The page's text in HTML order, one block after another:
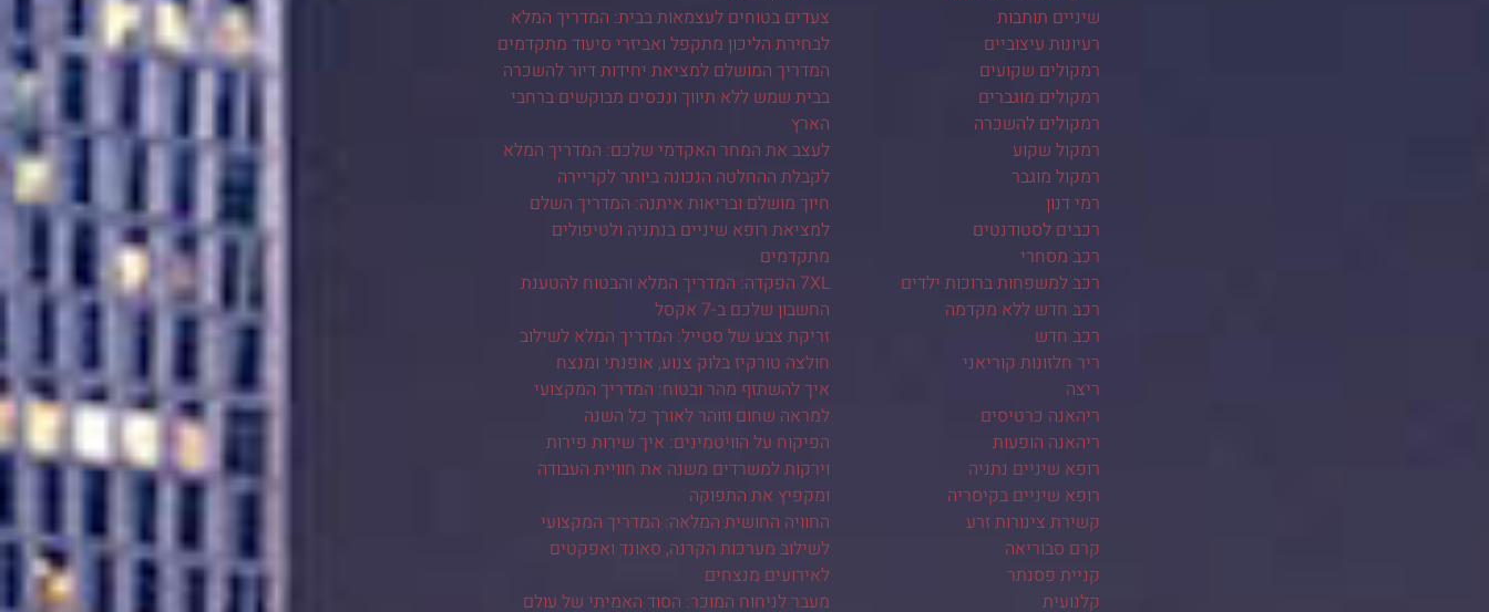
שיניים תותבות
רעיונות עיצוביים
רמקולים שקועים
רמקולים מוגברים
רמקולים להשכרה
רמקול שקוע
רמקול מוגבר
רמי דנון
רכבים לסטודנטים
רכב מסחרי
רכב למשפחות ברוכות ילדים
רכב חדש ללא מקדמה
רכב חדש
ריר חלזונות קוריאני
ריצה
ריהאנה כרטיסים
ריהאנה הופעות
רופא שיניים נתניה
רופא שיניים בקיסריה
קשירת צינורות זרע
קרם סבוריאה
קניית פסנתר
קלנועית
צעדים בטוחים לעצמאות בבית: המדריך המלא
לבחירת הליכון מתקפל ואביזרי סיעוד מתקדמים
המדריך המושלם למציאת יחידות דיור להשכרה
בבית שמש ללא תיווך ונכסים מבוקשים ברחבי
הארץ
לעצב את המחר האקדמי שלכם: המדריך המלא
לקבלת ההחלטה הנכונה ביותר לקריירה
חיוך מושלם ובריאות איתנה: המדריך השלם
למציאת רופא שיניים בנתניה ולטיפולים
מתקדמים
7XL הפקדה: המדריך המלא והבטוח להטענת
החשבון שלכם ב-7 אקסל
זריקת צבע של סטייל: המדריך המלא לשילוב
חולצה טורקיז בלוק צנוע, אופנתי ומנצח
איך להשתזף מהר ובטוח: המדריך המקצועי
למראה שחום וזוהר לאורך כל השנה
הפיקוח על הוויטמינים: איך שירות פירות
וירקות למשרדים משנה את חוויית העבודה
ומקפיץ את התפוקה
החוויה החושית המלאה: המדריך המקצועי
לשילוב מערכות הקרנה, סאונד ואפקטים
לאירועים מנצחים
מעבר לניחוח המוכר: הסוד האמיתי של עולם